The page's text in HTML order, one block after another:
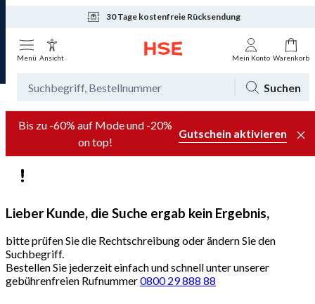
30 Tage kostenfreie Rücksendung
Tagesaktuelle Angebote
Menü Ansicht Mein Konto Warenkorb
Suchen
Bis zu -60% auf Mode und -20%
on top!
Gutschein aktivieren
Lieber Kunde, die Suche ergab kein Ergebnis,
bitte prüfen Sie die Rechtschreibung oder ändern Sie den
Suchbegriff.
Bestellen Sie jederzeit einfach und schnell unter unserer
gebührenfreien Rufnummer0800 29 888 88